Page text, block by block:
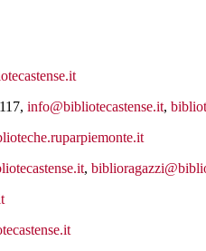
info@bibliotecastense.it,
,